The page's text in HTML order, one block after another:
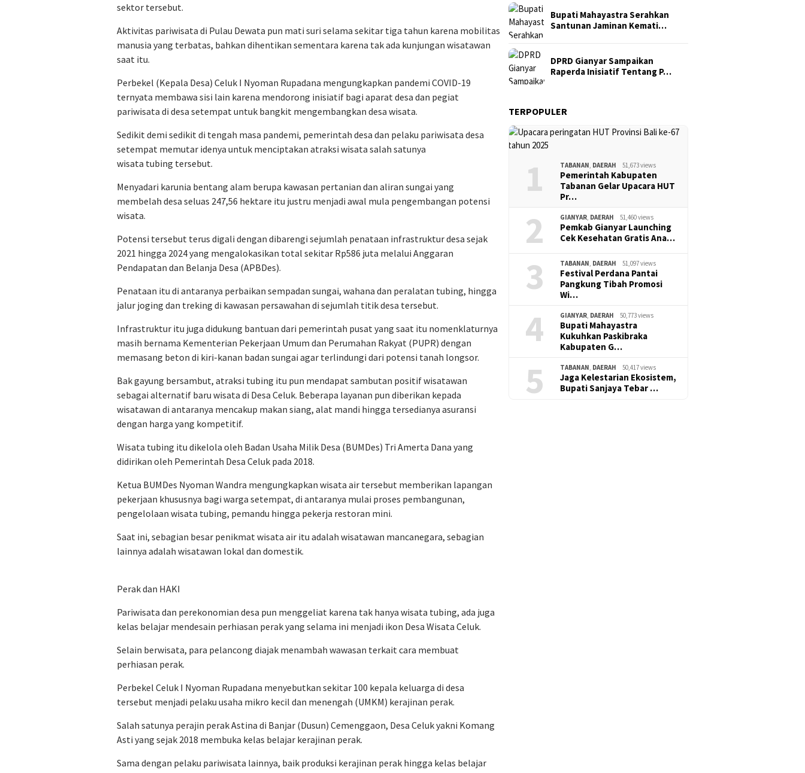
sektor tersebut.
Aktivitas pariwisata di Pulau Dewata pun mati suri selama sekitar tiga tahun karena mobilitas
manusia yang terbatas, bahkan dihentikan sementara karena tak ada kunjungan wisatawan
saat itu.
Perbekel (Kepala Desa) Celuk I Nyoman Rupadana mengungkapkan pandemi COVID-19
ternyata membawa sisi lain karena mendorong inisiatif bagi aparat desa dan pegiat
pariwisata di desa setempat untuk bangkit mengembangkan desa wisata.
Sedikit demi sedikit di tengah masa pandemi, pemerintah desa dan pelaku pariwisata desa
setempat memutar idenya untuk menciptakan atraksi wisata salah satunya
wisata tubing tersebut.
Menyadari karunia bentang alam berupa kawasan pertanian dan aliran sungai yang
membelah desa seluas 247,56 hektare itu justru menjadi awal mula pengembangan potensi
wisata.
Potensi tersebut terus digali dengan dibarengi sejumlah penataan infrastruktur desa sejak
2021 hingga 2024 yang mengalokasikan total sekitar Rp586 juta melalui Anggaran
Pendapatan dan Belanja Desa (APBDes).
Penataan itu di antaranya perbaikan sempadan sungai, wahana dan peralatan tubing, hingga
jalur joging dan treking di kawasan persawahan di sejumlah titik desa tersebut.
Infrastruktur itu juga didukung bantuan dari pemerintah pusat yang saat itu nomenklaturnya
masih bernama Kementerian Pekerjaan Umum dan Perumahan Rakyat (PUPR) dengan
memasang beton di kiri-kanan badan sungai agar terlindungi dari potensi tanah longsor.
Bak gayung bersambut, atraksi tubing itu pun mendapat sambutan positif wisatawan
sebagai alternatif baru wisata di Desa Celuk. Beberapa layanan pun diberikan kepada
wisatawan di antaranya mencakup makan siang, alat mandi hingga tersedianya asuransi
dengan harga yang kompetitif.
Wisata tubing itu dikelola oleh Badan Usaha Milik Desa (BUMDes) Tri Amerta Dana yang
didirikan oleh Pemerintah Desa Celuk pada 2018.
Ketua BUMDes Nyoman Wandra mengungkapkan wisata air tersebut memberikan lapangan
pekerjaan khususnya bagi warga setempat, di antaranya mulai proses pembangunan,
pengelolaan wisata tubing, pemandu hingga pekerja restoran mini.
Saat ini, sebagian besar penikmat wisata air itu adalah wisatawan mancanegara, sebagian
lainnya adalah wisatawan lokal dan domestik.
Perak dan HAKI
Pariwisata dan perekonomian desa pun menggeliat karena tak hanya wisata tubing, ada juga
kelas belajar mendesain perhiasan perak yang selama ini menjadi ikon Desa Wisata Celuk.
Selain berwisata, para pelancong diajak menambah wawasan terkait cara membuat
perhiasan perak.
Perbekel Celuk I Nyoman Rupadana menyebutkan sekitar 100 kepala keluarga di desa
tersebut menjadi pelaku usaha mikro kecil dan menengah (UMKM) kerajinan perak.
Salah satunya perajin perak Astina di Banjar (Dusun) Cemenggaon, Desa Celuk yakni Komang
Asti yang sejak 2018 membuka kelas belajar kerajinan perak.
Sama dengan pelaku pariwisata lainnya, baik produksi kerajinan perak hingga kelas belajar
Bupati Mahayastra Serahkan
Santunan Jaminan Kemati…
DPRD Gianyar Sampaikan
Raperda Inisiatif Tentang P…
TERPOPULER
1 TABANAN, DAERAH 51,673 views
Pemerintah Kabupaten
Tabanan Gelar Upacara HUT
Pr…
2 GIANYAR, DAERAH 51,460 views
Pemkab Gianyar Launching
Cek Kesehatan Gratis Ana…
3 TABANAN, DAERAH 51,097 views
Festival Perdana Pantai
Pangkung Tibah Promosi
Wi…
4 GIANYAR, DAERAH 50,773 views
Bupati Mahayastra
Kukuhkan Paskibraka
Kabupaten G…
5 TABANAN, DAERAH 50,417 views
Jaga Kelestarian Ekosistem,
Bupati Sanjaya Tebar …